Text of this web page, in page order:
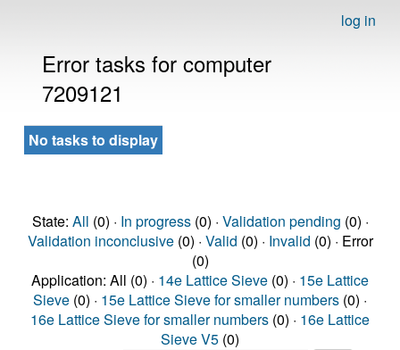
log in
Error tasks for computer
7209121
No tasks to display
State: All (0) · In progress(0) · Validation pending (0) ·
Validation inconclusive(0) · Valid (0) · Invalid (0) · Error
(0)
Application: All (0) · 14e Lattice Sieve (0) · 15e Lattice
Sieve (0) · 15e Lattice Sieve for smaller numbers (0) ·
16e Lattice Sieve for smaller numbers (0) · 16e Lattice
Sieve V5 (0)